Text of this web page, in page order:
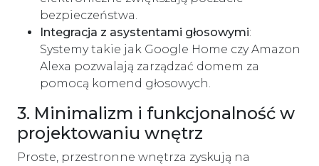
bezpieczeństwa.
Integracja z asystentami głosowymi:
Systemy takie jak Google Home czy Amazon
Alexa pozwalają zarządzać domem za
pomocą komend głosowych.
3. Minimalizm i funkcjonalność w
projektowaniu wnętrz
Proste, przestronne wnętrza zyskują na